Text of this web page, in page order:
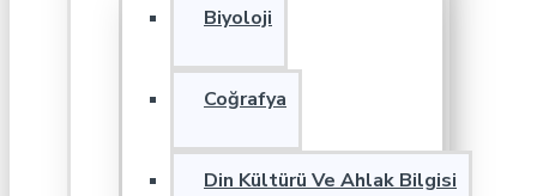
Biyoloji
Coğrafya
Din Kültürü Ve Ahlak Bilgisi